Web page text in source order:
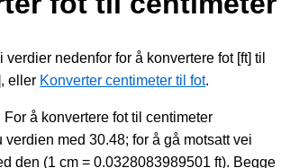
nedenfor for å konvertere fot [ft] til
eller Konverter centimeter til fot.
For å konvertere fot til centimeter
verdien med 30.48; for å gå motsatt vei
den (1 cm = 0.0328083989501 ft). Begge